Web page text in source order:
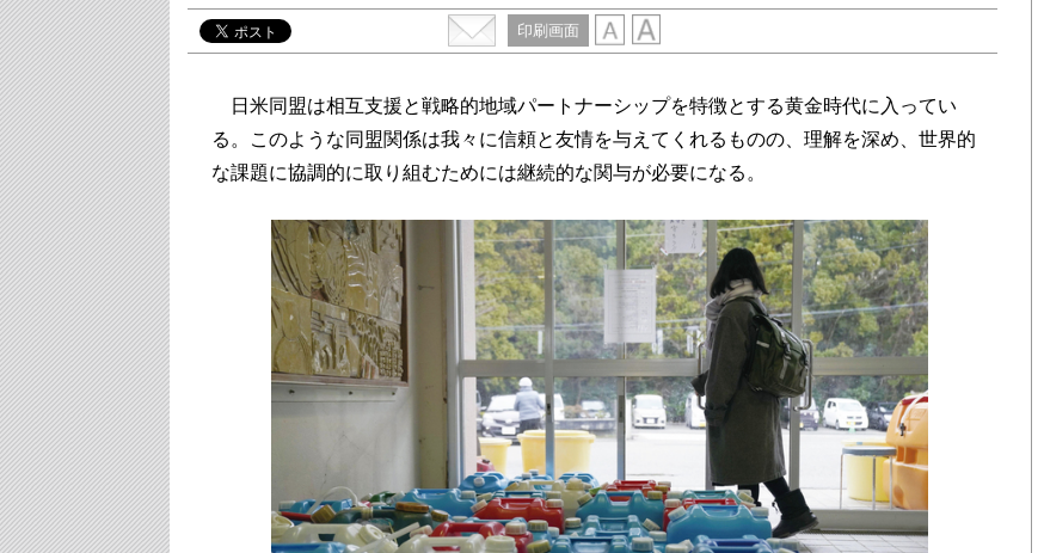
印刷画面
日米同盟は相互支援と戦略的地域パートナーシップを特徴とする黄金時代に入ってい
る。このような同盟関係は我々に信頼と友情を与えてくれるものの、理解を深め、世界的
な課題に協調的に取り組むためには継続的な関与が必要になる。